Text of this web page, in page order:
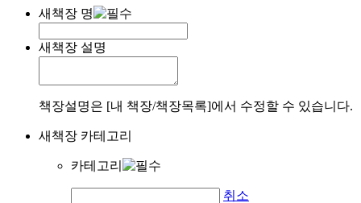
새책장 명
새책장 설명
책장설명은 [내 책장/책장목록]에서 수정할 수 있습니다.
새책장 카테고리
카테고리
취소